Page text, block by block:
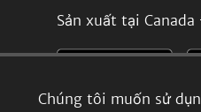
Chúng tôi muốn sử
Sản xuất tại Canada